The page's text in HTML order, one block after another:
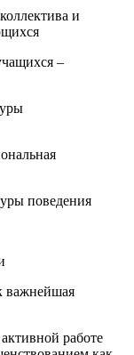
и
–
поведения
важнейшая
работе